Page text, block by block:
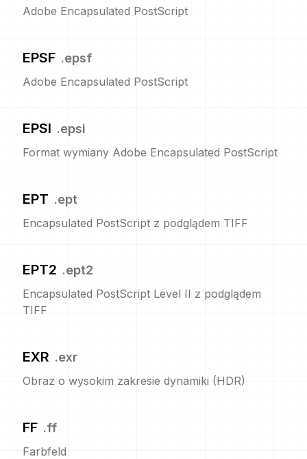
Adobe Encapsulated PostScript
EPSF .epsf
Adobe Encapsulated PostScript
EPSI .epsi
Format wymiany Adobe Encapsulated PostScript
EPT .ept
Encapsulated PostScript z podglądem TIFF
EPT2 .ept2
Encapsulated PostScript Level II z podglądem
TIFF
EXR .exr
Obraz o wysokim zakresie dynamiki (HDR)
FF .ff
Farbfeld